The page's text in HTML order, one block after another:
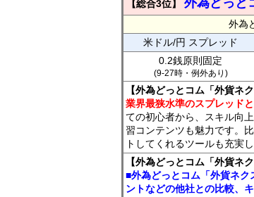
【総合3位】 外為どっと
外為
米ドル/円 スプレッド
0.2銭原則固定
(9-27時・例外あり)
【外為どっとコム「外貨ネ
業界最狭水準のスプレッド
ての初心者から、スキル向
習コンテンツも魅力です。
トしてくれるツールも充実し
【外為どっとコム「外貨ネ
■外為どっとコム「外貨ネク
ントなどの他社との比較、